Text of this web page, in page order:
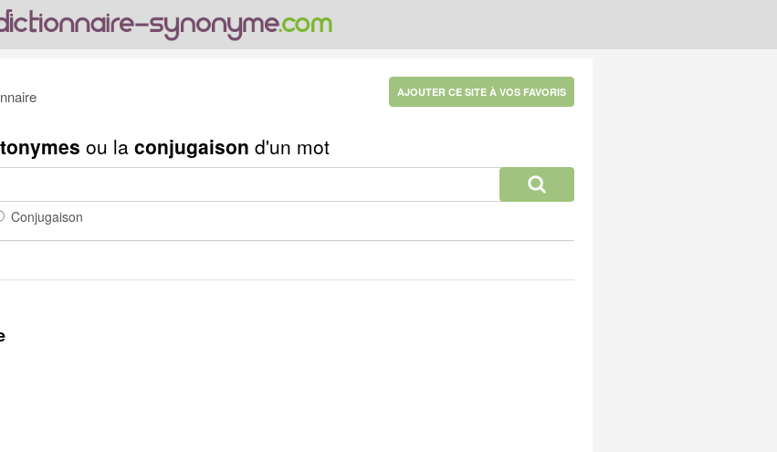
AJOUTER CE SITE À VOS FAVORIS
ou la conjugaison d'un mot
Conjugaison